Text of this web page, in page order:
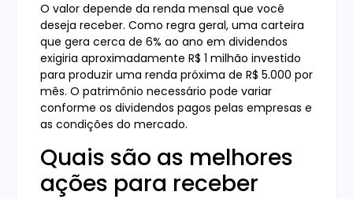
O valor depende da renda mensal que você
deseja receber. Como regra geral, uma carteira
que gera cerca de 6% ao ano em dividendos
exigiria aproximadamente R$ 1 milhão investido
para produzir uma renda próxima de R$ 5.000 por
mês. O patrimônio necessário pode variar
conforme os dividendos pagos pelas empresas e
as condições do mercado.
Quais são as melhores
ações para receber